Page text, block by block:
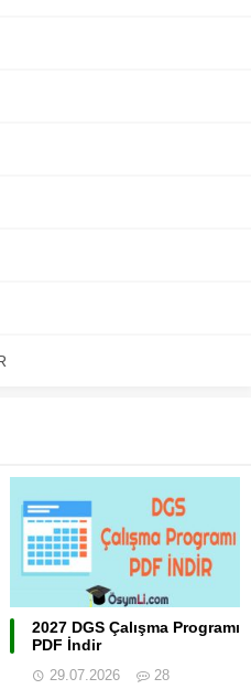
2027 DGS Çalışma Programı
PDF İndir
29.07.2026 28